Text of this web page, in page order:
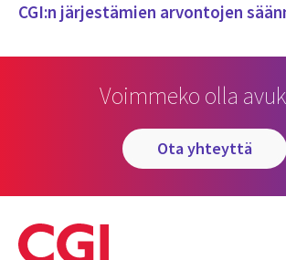
CGI:n järjestämien arvontojen
Voimmeko olla
ota yhteyttä